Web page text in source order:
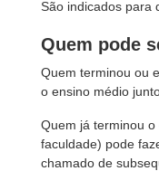
São indicados para
Quem pode
Quem terminou ou
o ensino médio
Quem já terminou
faculdade) pode
chamado de